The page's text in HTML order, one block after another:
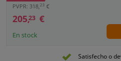
PVPR: 318, 23 €
205,23 €
En stock
Satisfecho o